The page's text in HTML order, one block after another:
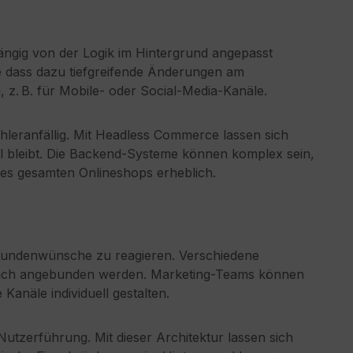
von der Logik im Hintergrund angepasst
dazu tiefgreifende Änderungen am
z. B. für Mobile- oder Social-Media-Kanäle.
Mit Headless Commerce lassen sich
Die Backend-Systeme können komplex sein,
gesamten Onlineshops erheblich.
zu reagieren. Verschiedene
angebunden werden. Marketing-Teams können
individuell gestalten.
Mit dieser Architektur lassen sich